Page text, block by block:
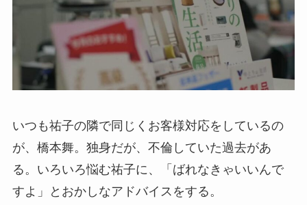
いつも祐子の隣で同じくお客様対応をしているの
が、橋本舞。独身だが、不倫していた過去があ
る。いろいろ悩む祐子に、「ばれなきゃいいんで
すよ」とおかしなアドバイスをする。